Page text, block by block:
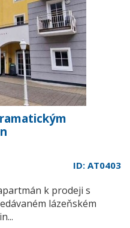
ID: AT0403
k prodeji s
lázeňském